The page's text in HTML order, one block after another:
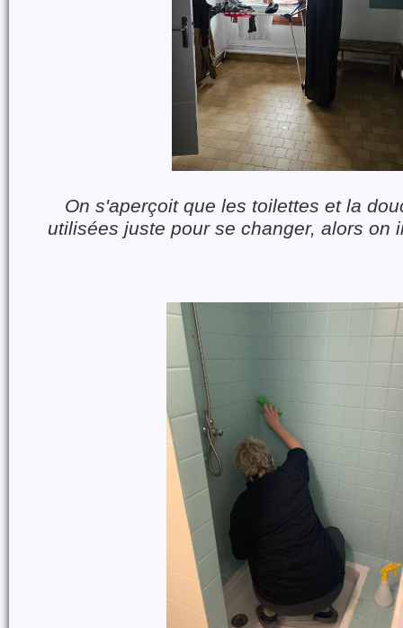
On s'aperçoit que les toilettes et la
utilisées juste pour se changer, alors on